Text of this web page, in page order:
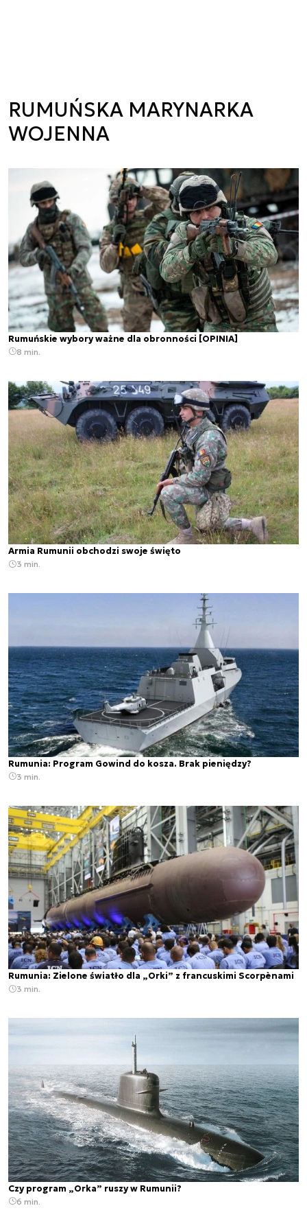
RUMUŃSKA MARYNARKA
WOJENNA
Rumuńskie wybory ważne dla obronności [OPINIA]
8 min.
Armia Rumunii obchodzi swoje święto
3 min.
Rumunia: Program Gowind do kosza. Brak pieniędzy?
3 min.
Rumunia: Zielone światło dla „Orki” z francuskimi Scorpènami
3 min.
Czy program „Orka” ruszy w Rumunii?
6 min.